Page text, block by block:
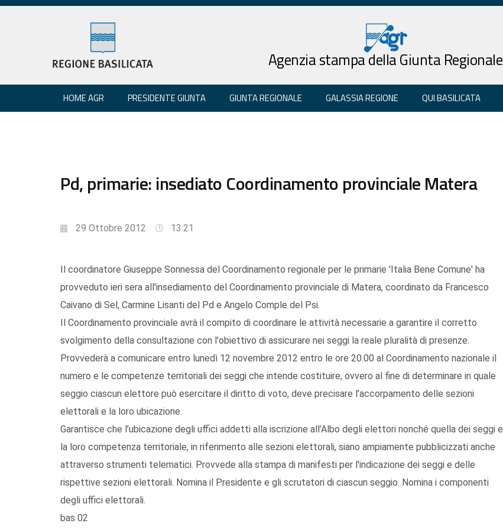
Agenzia stampa della Giunta Regionale
HOME AGR PRESIDENTE GIUNTA GIUNTA REGIONALE GALASSIA REGIONE QUI BASILICATA
Pd, primarie: insediato Coordinamento provinciale Matera
29 Ottobre 2012 13:21
Il coordinatore Giuseppe Sonnessa del Coordinamento regionale per le primarie 'Italia Bene Comune' ha
provveduto ieri sera all'insediamento del Coordinamento provinciale di Matera, coordinato da Francesco
Caivano di Sel, Carmine Lisanti del Pd e Angelo Comple del Psi.
Il Coordinamento provinciale avrà il compito di coordinare le attività necessarie a garantire il corretto
svolgimento della consultazione con l'obiettivo di assicurare nei seggi la reale pluralità di presenze.
Provvederà a comunicare entro lunedì 12 novembre 2012 entro le ore 20.00 al Coordinamento nazionale il
numero e le competenze territoriali dei seggi che intende costituire, ovvero al fine di determinare in quale
seggio ciascun elettore può esercitare il diritto di voto, deve precisare l’accorpamento delle sezioni
elettorali e la loro ubicazione.
Garantisce che l’ubicazione degli uffici addetti alla iscrizione all’Albo degli elettori nonché quella dei seggi e
la loro competenza territoriale, in riferimento alle sezioni elettorali, siano ampiamente pubblicizzati anche
attraverso strumenti telematici. Provvede alla stampa di manifesti per l'indicazione dei seggi e delle
rispettive sezioni elettorali. Nomina il Presidente e gli scrutatori di ciascun seggio. Nomina i componenti
degli uffici elettorali.
bas 02